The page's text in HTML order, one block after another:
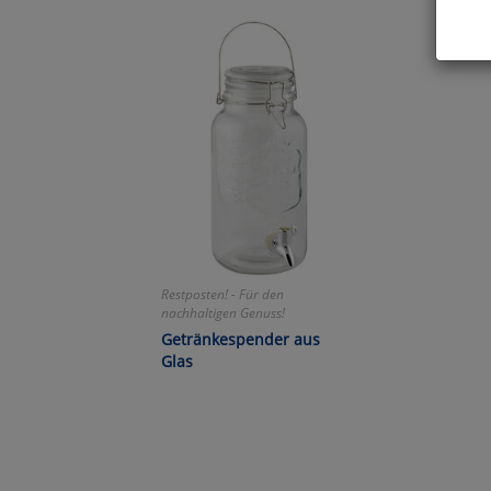
Restposten! - Für den
nachhaltigen Genuss!
Getränkespender aus
Glas